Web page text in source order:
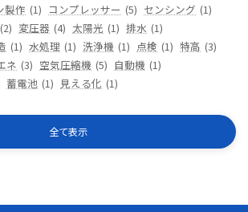
製作 (1) コンプレッサー (5) センシング (1)
(2) 変圧器 (4) 太陽光 (1) 排水 (1)
(1) 水処理 (1) 洗浄機 (1) 点検 (1) 特高 (3)
ネ (3) 空気圧縮機 (5) 自動機 (1)
蓄電池 (1) 見える化 (1)
全て表示